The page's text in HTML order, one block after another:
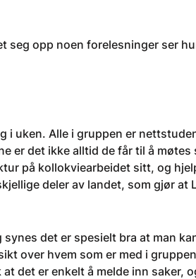
seg opp noen forelesninger ser
i uken. Alle i gruppen er
er det ikke alltid de får til å
på kollokviearbeidet sitt, og
deler av landet, som gjør at
det er spesielt bra at man
over hvem som er med i
det er enkelt å melde inn saker,